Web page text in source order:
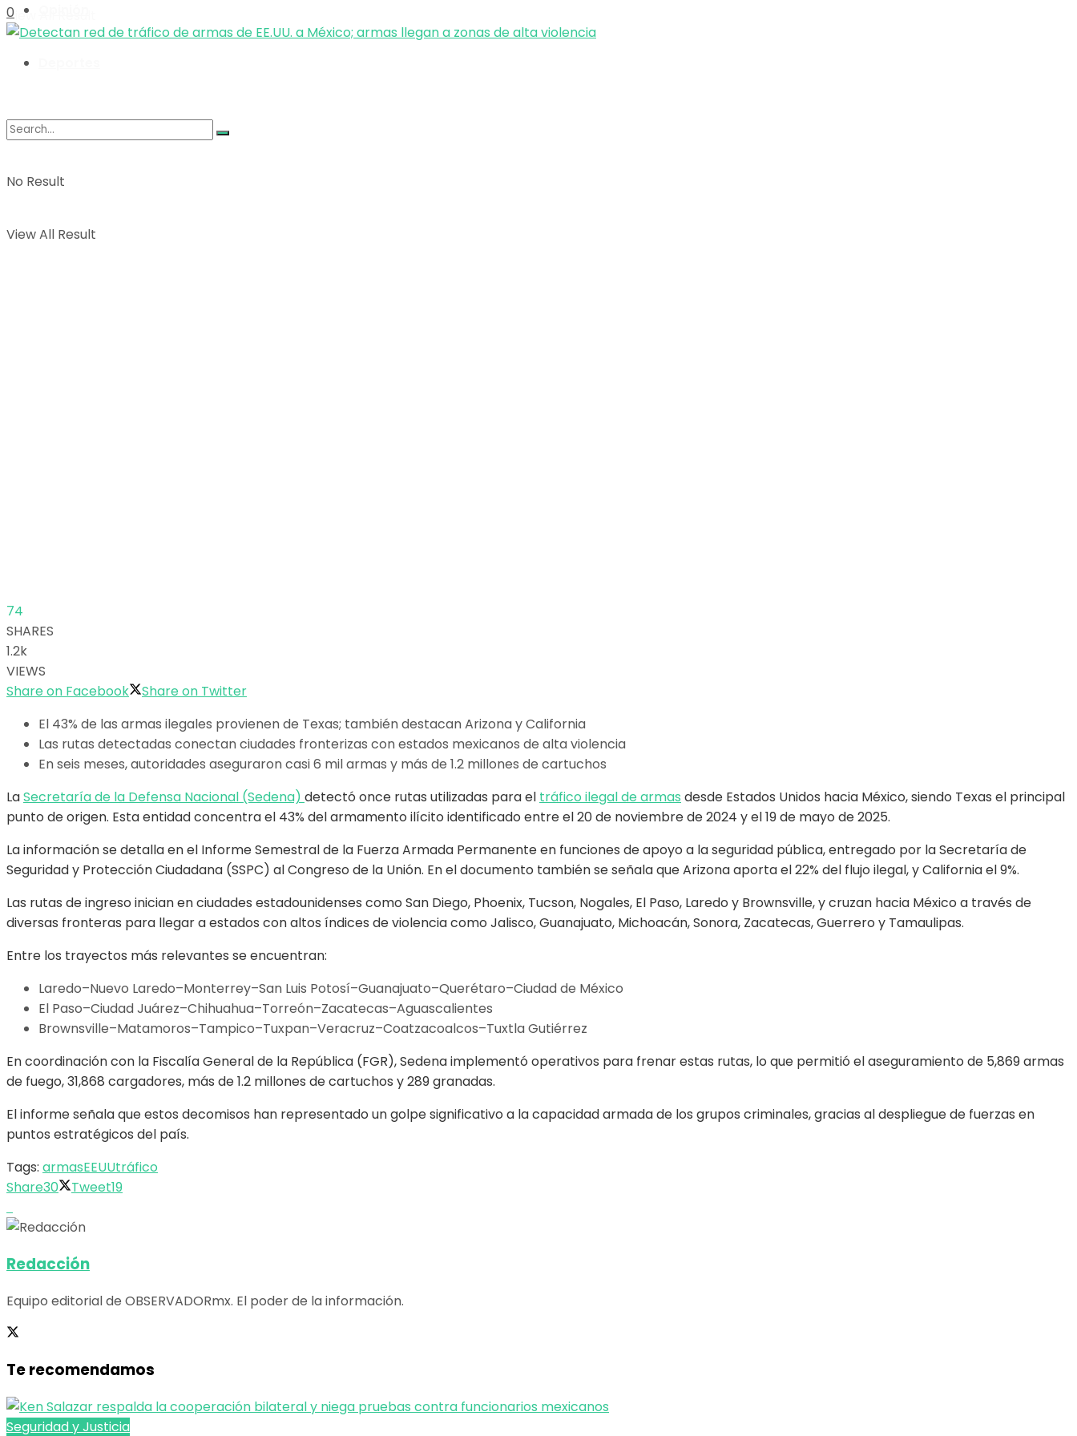
View All Result
No Result
View All Result
0
74
SHARES
1.2k
VIEWS
Share on Facebook
Share on Twitter
El 43% de las armas ilegales provienen de Texas; también destacan Arizona y California
Las rutas detectadas conectan ciudades fronterizas con estados mexicanos de alta violencia
En seis meses, autoridades aseguraron casi 6 mil armas y más de 1.2 millones de cartuchos
LaSecretaría de la Defensa Nacional (Sedena) detectó once rutas utilizadas para el tráfico ilegal de armas desde Estados Unidos hacia México, siendo Texas el principal
punto de origen. Esta entidad concentra el 43% del armamento ilícito identificado entre el 20 de noviembre de 2024 y el 19 de mayo de 2025.
La información se detalla en el Informe Semestral de la Fuerza Armada Permanente en funciones de apoyo a la seguridad pública, entregado por la Secretaría de
Seguridad y Protección Ciudadana (SSPC) al Congreso de la Unión. En el documento también se señala que Arizona aporta el 22% del flujo ilegal, y California el 9%.
Las rutas de ingreso inician en ciudades estadounidenses como San Diego, Phoenix, Tucson, Nogales, El Paso, Laredo y Brownsville, y cruzan hacia México a través de
diversas fronteras para llegar a estados con altos índices de violencia como Jalisco, Guanajuato, Michoacán, Sonora, Zacatecas, Guerrero y Tamaulipas.
Entre los trayectos más relevantes se encuentran:
Laredo–Nuevo Laredo–Monterrey–San Luis Potosí–Guanajuato–Querétaro–Ciudad de México
El Paso–Ciudad Juárez–Chihuahua–Torreón–Zacatecas–Aguascalientes
Brownsville–Matamoros–Tampico–Tuxpan–Veracruz–Coatzacoalcos–Tuxtla Gutiérrez
En coordinación con la Fiscalía General de la República (FGR), Sedena implementó operativos para frenar estas rutas, lo que permitió el aseguramiento de 5,869 armas
de fuego, 31,868 cargadores, más de 1.2 millones de cartuchos y 289 granadas.
El informe señala que estos decomisos han representado un golpe significativo a la capacidad armada de los grupos criminales, gracias al despliegue de fuerzas en
puntos estratégicos del país.
Tags: armasEEUUtráfico
Share30 Tweet19
Redacción
Equipo editorial de OBSERVADORmx. El poder de la información.
Te recomendamos
Seguridad y Justicia